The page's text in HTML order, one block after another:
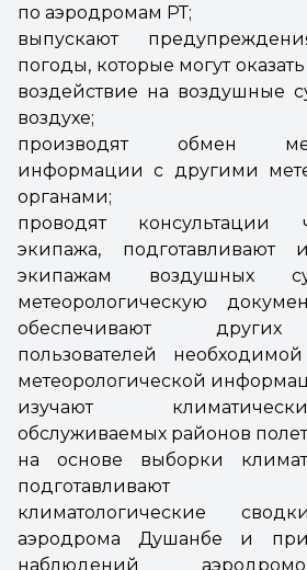
по аэродромам РТ;
выпускают
погоды, которые могут
воздействие на воздушные
воздухе;
производят обмен
информации с другими
органами;
проводят консультации
экипажа, подготавливают
экипажам воздушных
метеорологическую
обеспечивают других
пользователей
метеорологической
изучают
обслуживаемых районов
на основе выборки
подготавливают
климатологические
аэродрома Душанбе и
наблюдений